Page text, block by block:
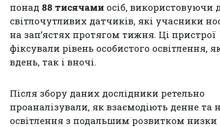
понад 88 тисячами осіб, використовуючи
світлочутливих датчиків, які учасники
на зап’ястях протягом тижня. Ці пристрої
фіксували рівень особистого освітлення,
вдень, так і вночі.
Після збору даних дослідники ретельно
проаналізували, як взаємодіють денне та
освітлення з подальшим розвитком низки